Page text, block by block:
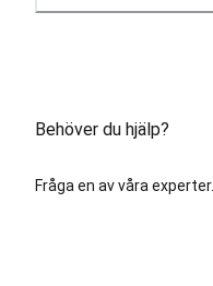
Behöver du hjälp?
Fråga en av våra experter.